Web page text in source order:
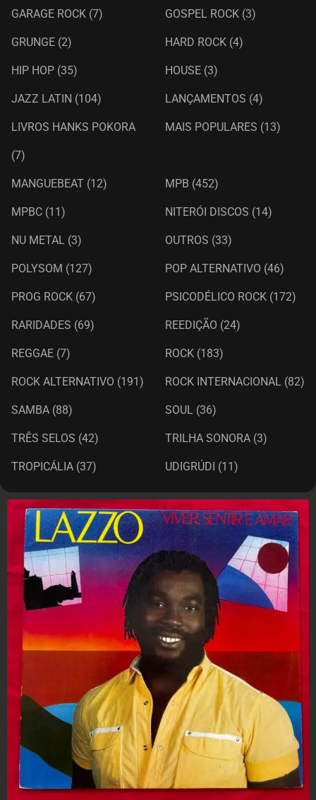
GARAGE ROCK (7) GOSPEL ROCK (3)
GRUNGE (2) HARD ROCK (4)
HIP HOP (35) HOUSE (3)
JAZZ LATIN (104) LANÇAMENTOS (4)
LIVROS HANKS POKORA
(7)
MAIS POPULARES (13)
MANGUEBEAT (12) MPB (452)
MPBC (11) NITERÓI DISCOS (14)
NU METAL (3) OUTROS (33)
POLYSOM (127) POP ALTERNATIVO (46)
PROG ROCK (67) PSICODÉLICO ROCK (172)
RARIDADES (69) REEDIÇÃO (24)
REGGAE (7) ROCK (183)
ROCK ALTERNATIVO (191) ROCK INTERNACIONAL (82)
SAMBA (88) SOUL (36)
TRÊS SELOS (42) TRILHA SONORA (3)
TROPICÁLIA (37) UDIGRÚDI (11)